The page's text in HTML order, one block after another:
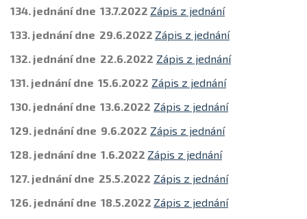
134. jednání dne 13.7.2022 Zápis z jednání
133. jednání dne 29.6.2022 Zápis z jednání
132. jednání dne 22.6.2022 Zápis z jednání
131. jednání dne 15.6.2022 Zápis z jednání
130. jednání dne 13.6.2022 Zápis z jednání
129. jednání dne 9.6.2022 Zápis z jednání
128. jednání dne 1.6.2022 Zápis z jednání
127. jednání dne 25.5.2022 Zápis z jednání
126. jednání dne 18.5.2022 Zápis z jednání